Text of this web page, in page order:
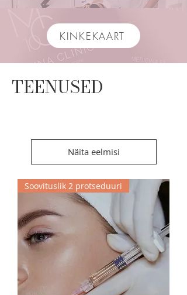
KINKEKAART
TEENUSED
Näita eelmisi
Soovituslik 2 protseduuri